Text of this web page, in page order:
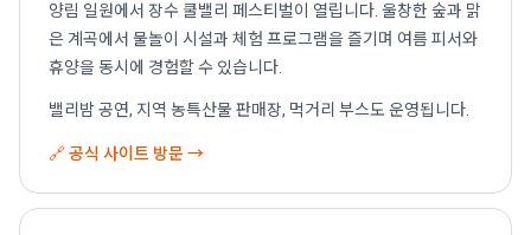
양림 일원에서 장수 쿨밸리 페스티벌이 열립니다. 울창한 숲과 맑
은 계곡에서 물놀이 시설과 체험 프로그램을 즐기며 여름 피서와
휴양을 동시에 경험할 수 있습니다.
밸리밤 공연, 지역 농특산물 판매장, 먹거리 부스도 운영됩니다.
🔗 공식 사이트 방문 →